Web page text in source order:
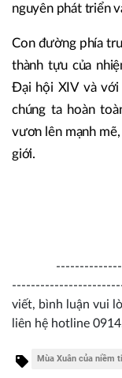
nguyên phát triển
Con đường phía
thành tựu của
Đại hội XIV và với
chúng ta hoàn
vươn lên mạnh
giới.
viết, bình luận vui
liên hệ hotline
Mùa Xuân của niềm